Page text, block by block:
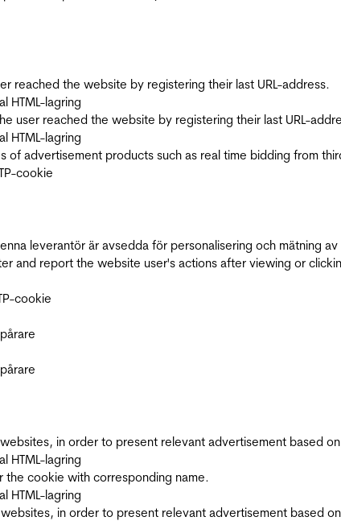
reached the website by registering their last URL-address.
HTML-lagring
user reached the website by registering their last URL-
HTML-lagring
of advertisement products such as real time bidding from
cookie
leverantör är avsedda för personalisering och mätning
and report the website user's actions after viewing or
cookie
in order to present relevant advertisement based
HTML-lagring
cookie with corresponding name.
HTML-lagring
in order to present relevant advertisement based